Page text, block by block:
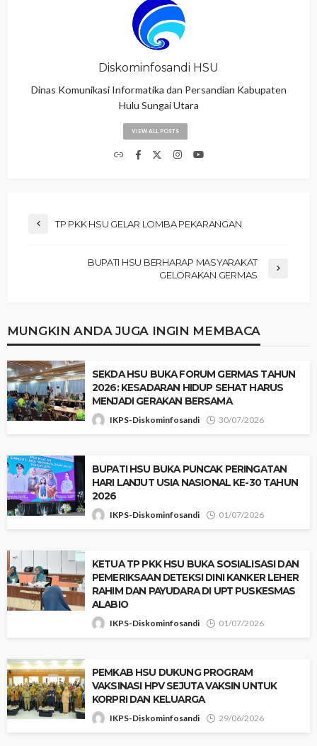
Diskominfosandi HSU
Dinas Komunikasi Informatika dan Persandian Kabupaten
Hulu Sungai Utara
VIEW ALL POSTS
TP PKK HSU GELAR LOMBA PEKARANGAN
BUPATI HSU BERHARAP MASYARAKAT
GELORAKAN GERMAS
MUNGKIN ANDA JUGA INGIN MEMBACA
SEKDA HSU BUKA FORUM GERMAS TAHUN
2026: KESADARAN HIDUP SEHAT HARUS
MENJADI GERAKAN BERSAMA
IKPS-Diskominfosandi 30/07/2026
BUPATI HSU BUKA PUNCAK PERINGATAN
HARI LANJUT USIA NASIONAL KE-30 TAHUN
2026
IKPS-Diskominfosandi 01/07/2026
KETUA TP PKK HSU BUKA SOSIALISASI DAN
PEMERIKSAAN DETEKSI DINI KANKER LEHER
RAHIM DAN PAYUDARA DI UPT PUSKESMAS
ALABIO
IKPS-Diskominfosandi 01/07/2026
PEMKAB HSU DUKUNG PROGRAM
VAKSINASI HPV SEJUTA VAKSIN UNTUK
KORPRI DAN KELUARGA
IKPS-Diskominfosandi 29/06/2026